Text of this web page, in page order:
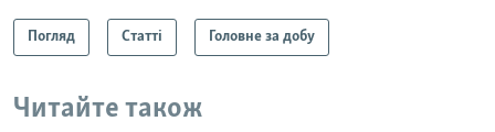
Погляд Статті Головне за добу
Читайте також